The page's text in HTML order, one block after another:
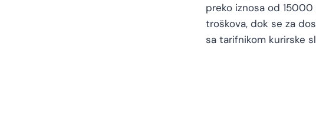
preko iznosa od
troškova, dok se za
sa tarifnikom kurirske